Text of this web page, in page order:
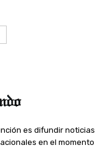
es difundir noticias
en el momento